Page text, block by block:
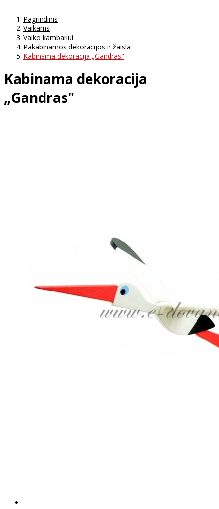
Pagrindinis
Vaikams
Vaiko kambariui
Pakabinamos dekoracijos ir žaislai
Kabinama dekoracija „Gandras"
Kabinama dekoracija
„Gandras"